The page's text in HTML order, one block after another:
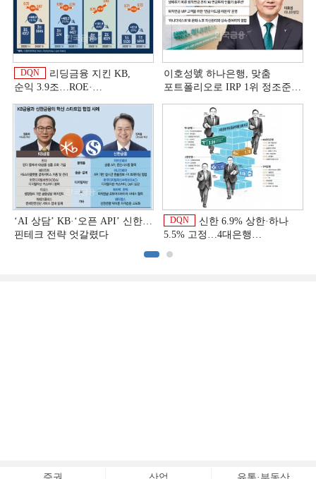
DQN
리딩금융 지킨 KB,
순익 3.9조…ROE·
상반기 금융 리그테이블]
이호성號 하나은행, 맞춤
포트폴리오로 IRP 1위 정조준
‘AI 상담’ KB·‘오픈 API’ 신한…
핀테크 전략 엇갈렸다
DQN
신한 6.9% 상한·하나
5.5% 고정…4대은행